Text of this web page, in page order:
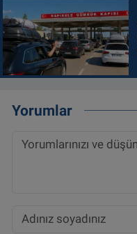
Yorumlar